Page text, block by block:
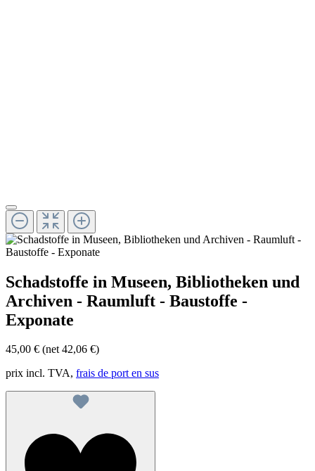
Schadstoffe in Museen, Bibliotheken und
Archiven - Raumluft - Baustoffe -
Exponate
45,00 € (net 42,06 €)
prix incl. TVA, frais de port en sus